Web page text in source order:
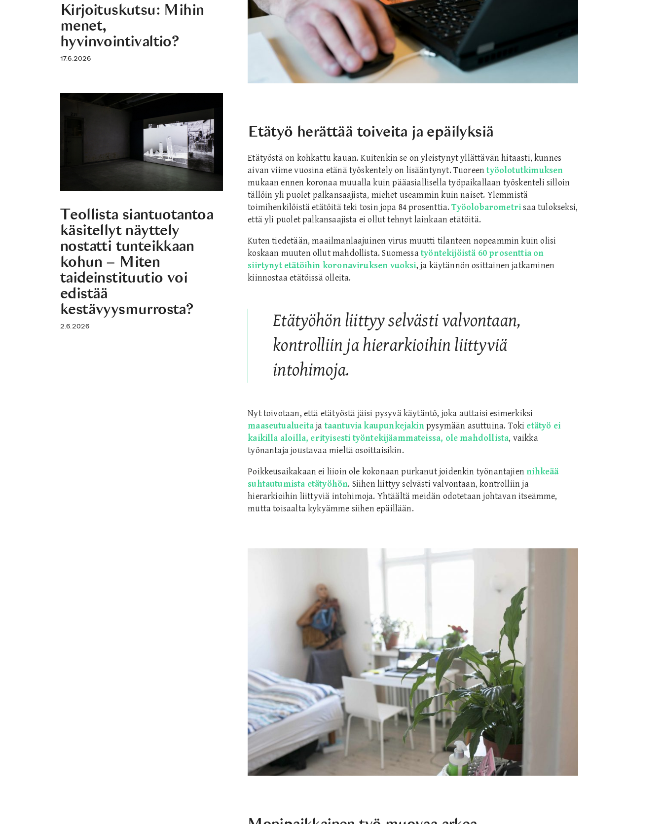
Kirjoituskutsu: Mihin
menet,
hyvinvointivaltio?
17.6.2026
Teollista siantuotantoa
käsitellyt näyttely
nostatti tunteikkaan
kohun – Miten
taideinstituutio voi
edistää
kestävyysmurrosta?
2.6.2026
Etätyö herättää toiveita ja epäilyksiä
Etätyöstä on kohkattu kauan. Kuitenkin se on yleistynyt yllättävän hitaasti, kunnes
aivan viime vuosina etänä työskentely on lisääntynyt. Tuoreentyöolotutkimuksen
mukaan ennen koronaa muualla kuin pääasiallisella työpaikallaan työskenteli silloin
tällöin yli puolet palkansaajista, miehet useammin kuin naiset. Ylemmistä
toimihenkilöistä etätöitä teki tosin jopa 84 prosenttia.Työolobarometrisaa tulokseksi,
että yli puolet palkansaajista ei ollut tehnyt lainkaan etätöitä.
Kuten tiedetään, maailmanlaajuinen virus muutti tilanteen nopeammin kuin olisi
koskaan muuten ollut mahdollista. Suomessatyöntekijöistä 60 prosenttia on
siirtynyt etätöihin koronaviruksen vuoksi, ja käytännön osittainen jatkaminen
kiinnostaa etätöissä olleita.
Etätyöhön liittyy selvästi valvontaan,
kontrolliin ja hierarkioihin liittyviä
intohimoja.
Nyt toivotaan, että etätyöstä jäisi pysyvä käytäntö, joka auttaisi esimerkiksi
maaseutualueitaja taantuvia kaupunkejakinpysymään asuttuina. Toki etätyö ei
kaikilla aloilla, erityisesti työntekijäammateissa, ole mahdollista, vaikka
työnantaja joustavaa mieltä osoittaisikin.
Poikkeusaikakaan ei liioin ole kokonaan purkanut joidenkin työnantajien nihkeää
suhtautumista etätyöhön. Siihen liittyy selvästi valvontaan, kontrolliin ja
hierarkioihin liittyviä intohimoja. Yhtäältä meidän odotetaan johtavan itseämme,
mutta toisaalta kykyämme siihen epäillään.